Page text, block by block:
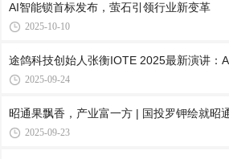
AI智能锁首标发布，萤石引领行业新变革
2025-10-10
途鸽科技创始人张衡IOTE 2025最新演讲：
2025-09-24
昭通果飘香，产业富一方 | 国投罗钾绘就昭
2025-09-23